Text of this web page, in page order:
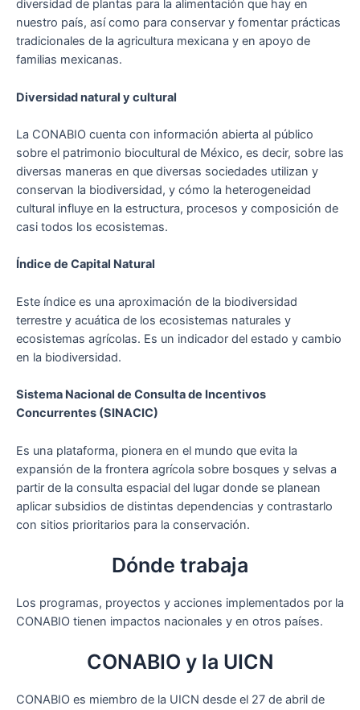
diversidad de plantas para la alimentación que hay en
nuestro país, así como para conservar y fomentar prácticas
tradicionales de la agricultura mexicana y en apoyo de
familias mexicanas.
Diversidad natural y cultural
La CONABIO cuenta con información abierta al público
sobre el patrimonio biocultural de México, es decir, sobre las
diversas maneras en que diversas sociedades utilizan y
conservan la biodiversidad, y cómo la heterogeneidad
cultural influye en la estructura, procesos y composición de
casi todos los ecosistemas.
Índice de Capital Natural
Este índice es una aproximación de la biodiversidad
terrestre y acuática de los ecosistemas naturales y
ecosistemas agrícolas. Es un indicador del estado y cambio
en la biodiversidad.
Sistema Nacional de Consulta de Incentivos
Concurrentes (SINACIC)
Es una plataforma, pionera en el mundo que evita la
expansión de la frontera agrícola sobre bosques y selvas a
partir de la consulta espacial del lugar donde se planean
aplicar subsidios de distintas dependencias y contrastarlo
con sitios prioritarios para la conservación.
Dónde trabaja
Los programas, proyectos y acciones implementados por la
CONABIO tienen impactos nacionales y en otros países.
CONABIO y la UICN
CONABIO es miembro de la UICN desde el 27 de abril de